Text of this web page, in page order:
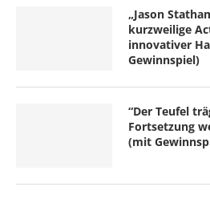
„Jason
kurzweilige
innovativer
Gewinnspiel)
“Der Teufel
Fortsetzung
(mit